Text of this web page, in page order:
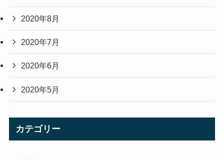
2020年8月
2020年7月
2020年6月
2020年5月
カテゴリー